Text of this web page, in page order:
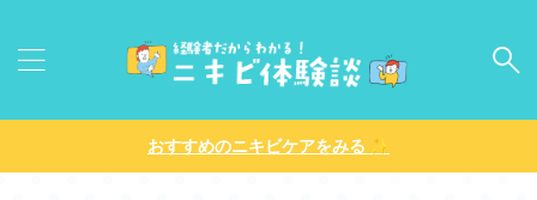
おすすめのニキビケアをみる ✨